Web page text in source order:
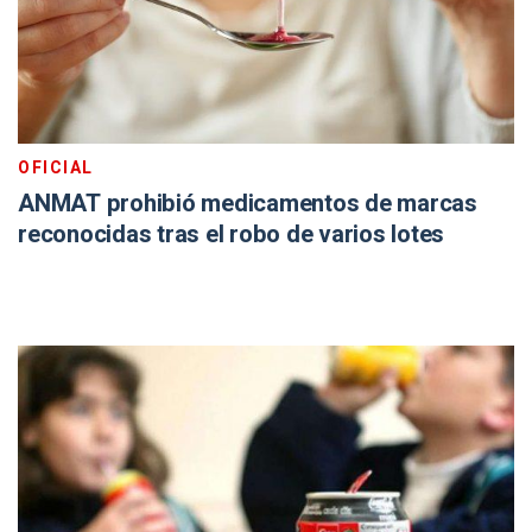
OFICIAL
ANMAT prohibió medicamentos de marcas
reconocidas tras el robo de varios lotes